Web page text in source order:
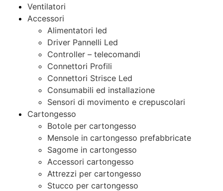
Ventilatori
Accessori
Alimentatori led
Driver Pannelli Led
Controller – telecomandi
Connettori Profili
Connettori Strisce Led
Consumabili ed installazione
Sensori di movimento e crepuscolari
Cartongesso
Botole per cartongesso
Mensole in cartongesso prefabbricate
Sagome in cartongesso
Accessori cartongesso
Attrezzi per cartongesso
Stucco per cartongesso